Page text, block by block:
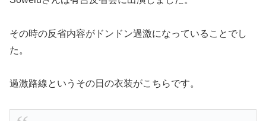
その時の反省内容がドンドン過激になっていることでし
た。
過激路線というその日の衣装がこちらです。